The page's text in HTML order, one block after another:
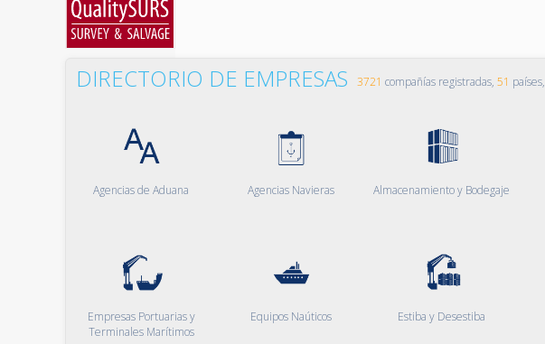
DIRECTORIO DE EMPRESAS 3721 compañías registradas, 51 países,
Agencias de Aduana Agencias Navieras Almacenamiento y Bodegaje
Empresas Portuarias y
Terminales Marítimos
Equipos Naúticos Estiba y Desestiba